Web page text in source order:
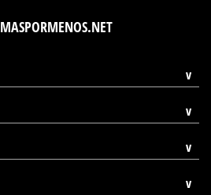
MASPORMENOS.NET